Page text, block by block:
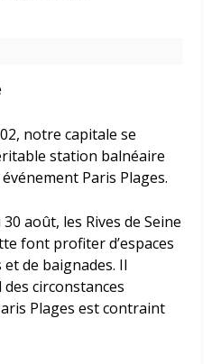
notre capitale se
station balnéaire
Paris Plages.
août, les Rives de Seine
font profiter d’espaces
de baignades. Il
des circonstances
Plages est contraint